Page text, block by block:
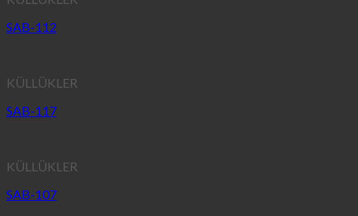
SAB-112
KÜLLÜKLER
SAB-117
KÜLLÜKLER
SAB-107